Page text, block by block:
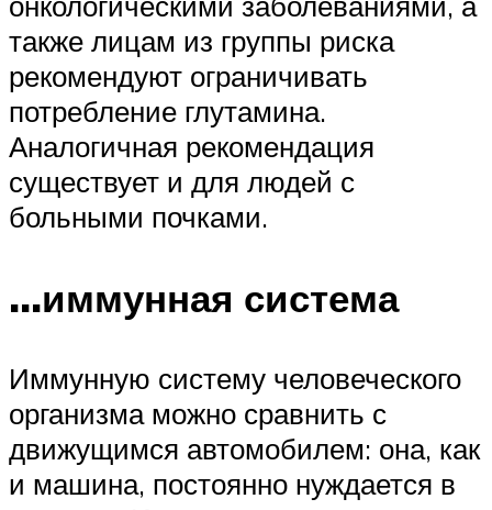
также лицам из группы риска
рекомендуют ограничивать
потребление глутамина.
Аналогичная рекомендация
существует и для людей с
больными почками.
…иммунная система
Иммунную систему человеческого
организма можно сравнить с
движущимся автомобилем: она, как
и машина, постоянно нуждается в